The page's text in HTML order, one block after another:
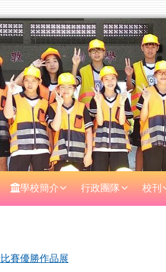
學校簡介 行政團隊 校刊
賽優勝作品展